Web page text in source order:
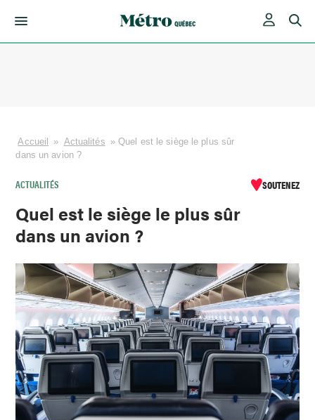
Accueil » Actualités » Quel est le siège le plus sûr
dans un avion ?
ACTUALITÉS SOUTENEZ
Quel est le siège le plus sûr
dans un avion ?